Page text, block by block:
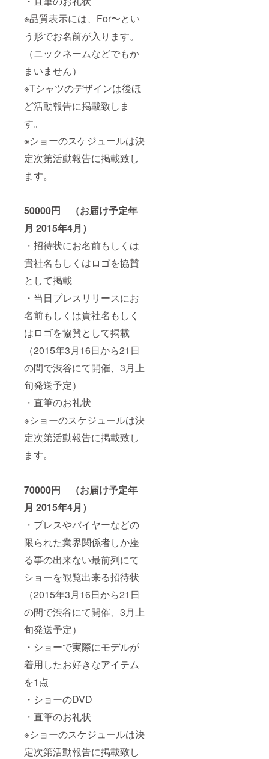
※品質表示には、For〜とい
う形でお名前が入ります。
（ニックネームなどでもか
まいません）
※Tシャツのデザインは後ほ
ど活動報告に掲載致しま
す。
※ショーのスケジュールは決
定次第活動報告に掲載致し
ます。
50000円 （お届け予定年
月 2015年4月）
・招待状にお名前もしくは
貴社名もしくはロゴを協賛
として掲載
・当日プレスリリースにお
名前もしくは貴社名もしく
はロゴを協賛として掲載
（2015年3月16日から21日
の間で渋谷にて開催、3月上
旬発送予定）
・直筆のお礼状
※ショーのスケジュールは決
定次第活動報告に掲載致し
ます。
70000円 （お届け予定年
月 2015年4月）
・プレスやバイヤーなどの
限られた業界関係者しか座
る事の出来ない最前列にて
ショーを観覧出来る招待状
（2015年3月16日から21日
の間で渋谷にて開催、3月上
旬発送予定）
・ショーで実際にモデルが
着用したお好きなアイテム
を1点
・ショーのDVD
・直筆のお礼状
※ショーのスケジュールは決
定次第活動報告に掲載致し